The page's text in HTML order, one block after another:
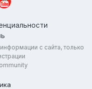
с сайта, только